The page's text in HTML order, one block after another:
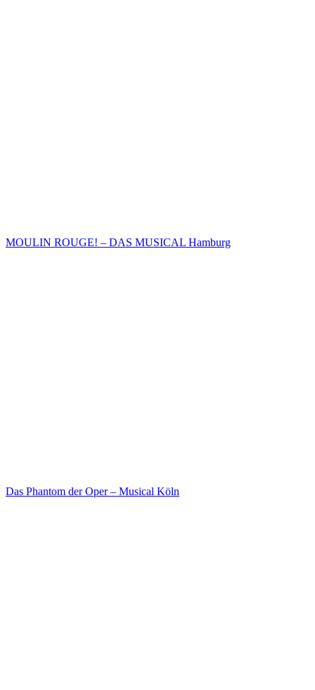
MOULIN ROUGE! – DAS MUSICAL Hamburg
Das Phantom der Oper – Musical Köln